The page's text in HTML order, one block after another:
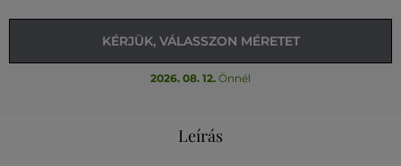
KÉRJÜK, VÁLASSZON MÉRETET
2026. 08. 12. Önnél
Leírás